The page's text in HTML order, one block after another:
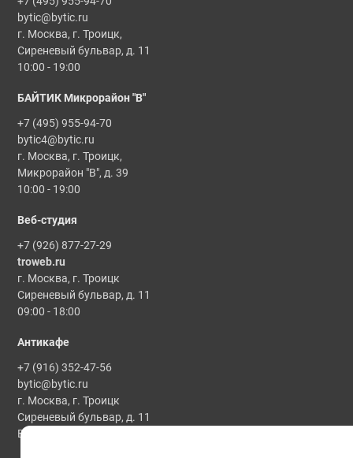
bytic@bytic.ru
г. Москва, г. Троицк,
Сиреневый бульвар, д. 11
10:00 - 19:00
БАЙТИК Микрорайон "В"
+7 (495) 955-94-70
bytic4@bytic.ru
г. Москва, г. Троицк,
Микрорайон "В", д. 39
10:00 - 19:00
Веб-студия
+7 (926) 877-27-29
troweb.ru
г. Москва, г. Троицк
Сиреневый бульвар, д. 11
09:00 - 18:00
Антикафе
+7 (916) 352-47-56
bytic@bytic.ru
г. Москва, г. Троицк
Сиреневый бульвар, д. 11
Все мероприятия проводятся по предварительной записи